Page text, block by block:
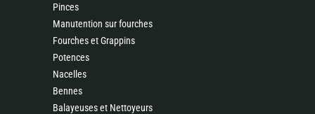
Pinces
Manutention sur fourches
Fourches et Grappins
Potences
Nacelles
Bennes
Balayeuses et Nettoyeurs